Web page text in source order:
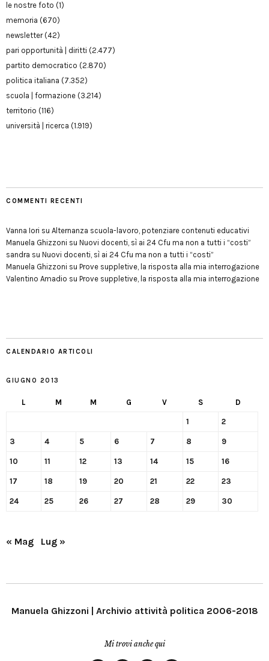
le nostre foto (1)
memoria (670)
newsletter(42)
pari opportunità | diritti (2.477)
partito democratico (2.870)
politica italiana (7.352)
scuola | formazione (3.214)
territorio (116)
università | ricerca (1.919)
COMMENTI RECENTI
Vanna Iori su Alternanza scuola-lavoro, potenziare contenuti educativi
Manuela Ghizzoni su Nuovi docenti, sì ai 24 Cfu ma non a tutti i “costi”
sandra su Nuovi docenti, sì ai 24 Cfu ma non a tutti i “costi”
Manuela Ghizzoni su Prove suppletive, la risposta alla mia interrogazione
Valentino Amadio su Prove suppletive, la risposta alla mia interrogazione
CALENDARIO ARTICOLI
GIUGNO 2013
L M M G V S D
1 2
3 4 5 6 7 8 9
10 11 12 13 14 15 16
17 18 19 20 21 22 23
24 25 26 27 28 29 30
« Mag Lug »
Manuela Ghizzoni | Archivio attività politica 2006-2018
Mi trovi anche qui